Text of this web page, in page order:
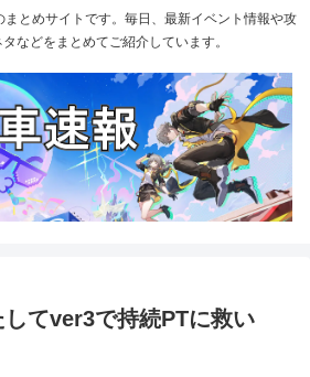
とめサイトです。毎日、最新イベント情報や攻
などをまとめてご紹介しています。
してver3で持続PTに救い